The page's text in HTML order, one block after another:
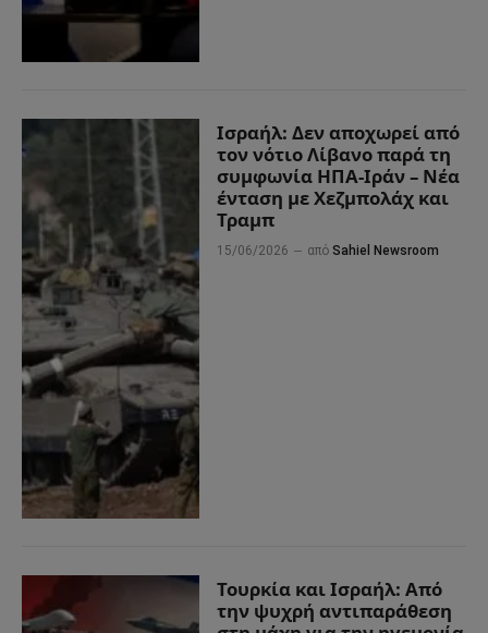
Ισραήλ: Δεν αποχωρεί από
τον νότιο Λίβανο παρά τη
συμφωνία ΗΠΑ-Ιράν – Νέα
ένταση με Χεζμπολάχ και
Τραμπ
15/06/2026 από Sahiel Newsroom
Τουρκία και Ισραήλ: Από
την ψυχρή αντιπαράθεση